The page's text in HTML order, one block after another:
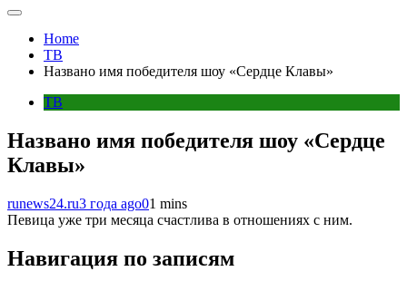
Home
ТВ
Названо имя победителя шоу «Сердце Клавы»
ТВ
Названо имя победителя шоу «Сердце
Клавы»
runews24.ru3 года ago01 mins
Певица уже три месяца счастлива в отношениях с ним.
Навигация по записям